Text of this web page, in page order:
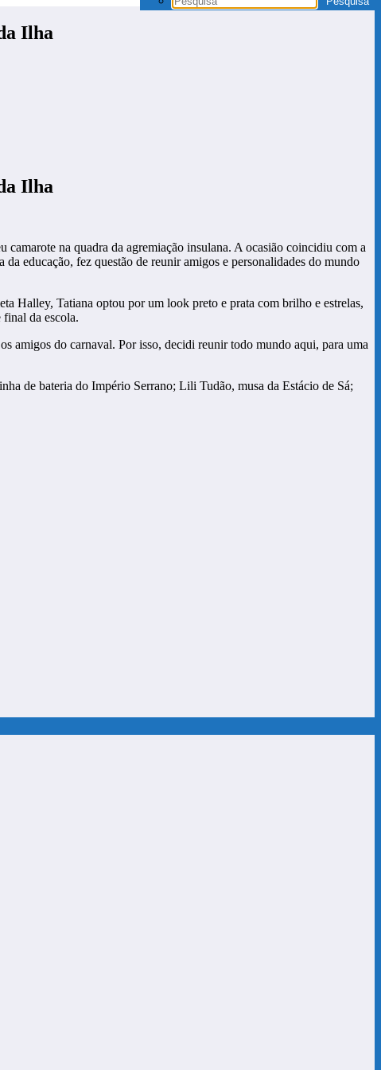
Ilha
Ilha
na quadra da agremiação insulana. A ocasião coincidiu com a
educação, fez questão de reunir amigos e personalidades do mundo
Halley, Tatiana optou por um look preto e prata com brilho e estrelas,
da escola.
amigos do carnaval. Por isso, decidi reunir todo mundo aqui, para uma
de bateria do Império Serrano; Lili Tudão, musa da Estácio de Sá;